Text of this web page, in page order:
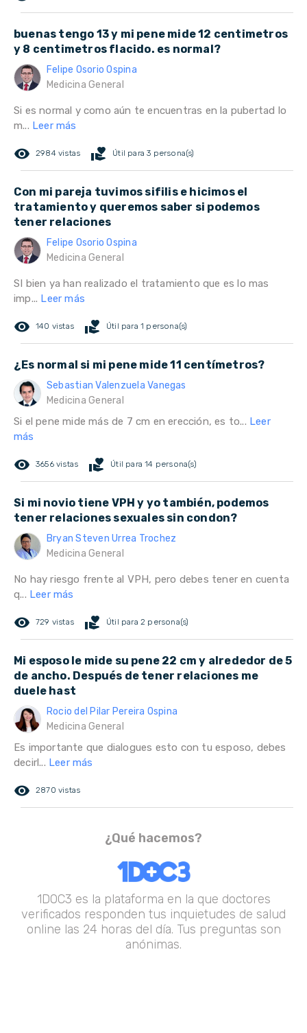
buenas tengo 13 y mi pene mide 12 centimetros
y 8 centimetros flacido. es normal?
Felipe Osorio Ospina
Medicina General
Si es normal y como aún te encuentras en la pubertad lo
m... Leer más
remove_red_eye 2984 vistas volunteer_activism Útil para 3 persona(s)
Con mi pareja tuvimos sifilis e hicimos el
tratamiento y queremos saber si podemos
tener relaciones
Felipe Osorio Ospina
Medicina General
SI bien ya han realizado el tratamiento que es lo mas
imp... Leer más
remove_red_eye 140 vistas volunteer_activism Útil para 1 persona(s)
¿Es normal si mi pene mide 11 centímetros?
Sebastian Valenzuela Vanegas
Medicina General
Si el pene mide más de 7 cm en erección, es to... Leer
más
remove_red_eye 3656 vistas volunteer_activism Útil para 14 persona(s)
Si mi novio tiene VPH y yo también, podemos
tener relaciones sexuales sin condon?
Bryan Steven Urrea Trochez
Medicina General
No hay riesgo frente al VPH, pero debes tener en cuenta
q... Leer más
remove_red_eye 729 vistas volunteer_activism Útil para 2 persona(s)
Mi esposo le mide su pene 22 cm y alrededor de 5
de ancho. Después de tener relaciones me
duele hast
Rocio del Pilar Pereira Ospina
Medicina General
Es importante que dialogues esto con tu esposo, debes
decirl... Leer más
remove_red_eye 2870 vistas
¿Qué hacemos?
1DOC3 es la plataforma en la que doctores
verificados responden tus inquietudes de salud
online las 24 horas del día. Tus preguntas son
anónimas.